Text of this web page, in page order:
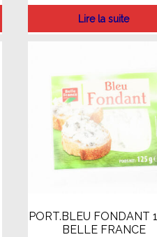
Lire la suite
PORT.BLEU FONDANT
BELLE FRANCE